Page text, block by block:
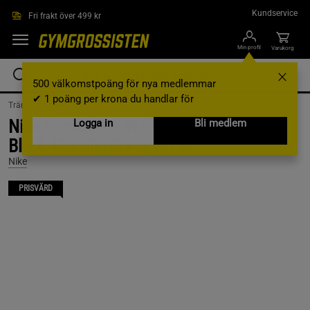
Fri frakt över 499 kr Kundservice
Min profil
500 välkomstpoäng för nya medlemmar
✔ 1 poäng per krona du handlar för
Logga in
Bli medlem
Varukorg
Träningskläder / Träningskläder Herr /Träningsskor
Nike Romaleo 4, Wolf Grey/Lightening-
Black-Metallic Silver, Stl 38
Nike
PRISVÄRD